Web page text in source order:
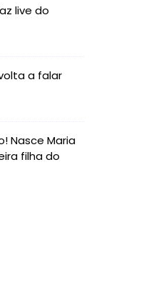
live do
a falar
Nasce Maria
filha do